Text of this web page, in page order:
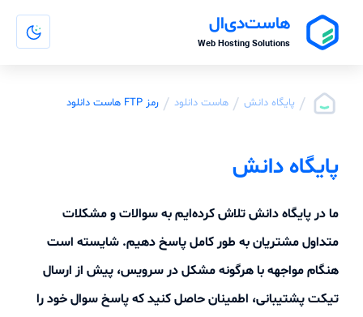
هاست‌دی‌ال
Web Hosting Solutions
/ پایگاه دانش / هاست دانلود / رمز FTP هاست دانلود
پایگاه دانش
ما در پایگاه دانش تلاش کرده‌ایم به سوالات و مشکلات
متداول مشتریان به طور کامل پاسخ دهیم. شایسته است
هنگام مواجهه با هرگونه مشکل در سرویس، پیش از ارسال
تیکت پشتیبانی، اطمینان حاصل کنید که پاسخ سوال خود را